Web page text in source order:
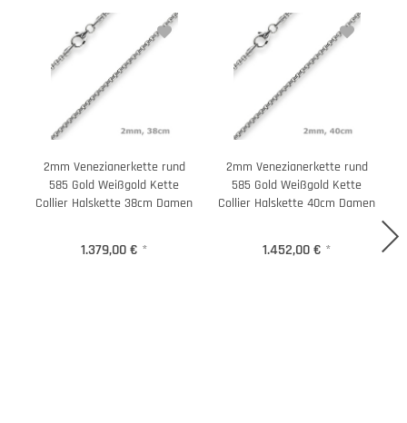
2mm Venezianerkette rund
585 Gold Weißgold Kette
Collier Halskette 38cm Damen
1.379,00 € *
2mm Venezianerkette rund
585 Gold Weißgold Kette
Collier Halskette 40cm Damen
1.452,00 € *